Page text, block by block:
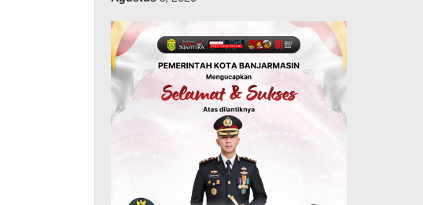
Pemerintahan Sosial & Keagamaan
Banjarmasin Pilot Project
Perlinsos Digital, Target 30
Persen IKD Masih Jauh,
Komisi II DPR Turun
Agustus 7, 2026